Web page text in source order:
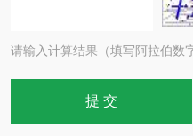
请输入计算结果（填写阿拉伯数